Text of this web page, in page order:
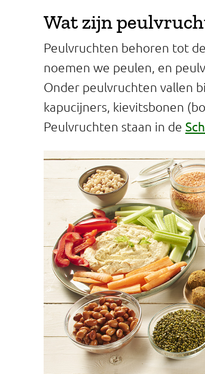
Wat zijn
Peulvruchten behoren tot
noemen we peulen, en
Onder peulvruchten vallen
kapucijners, kievitsbonen
Peulvruchten staan in de